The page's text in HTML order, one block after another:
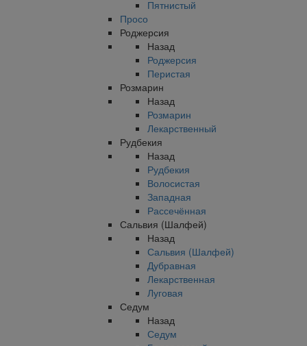
Пятнистый
Просо
Роджерсия
Назад
Роджерсия
Перистая
Розмарин
Назад
Розмарин
Лекарственный
Рудбекия
Назад
Рудбекия
Волосистая
Западная
Рассечённая
Сальвия (Шалфей)
Назад
Сальвия (Шалфей)
Дубравная
Лекарственная
Луговая
Седум
Назад
Седум